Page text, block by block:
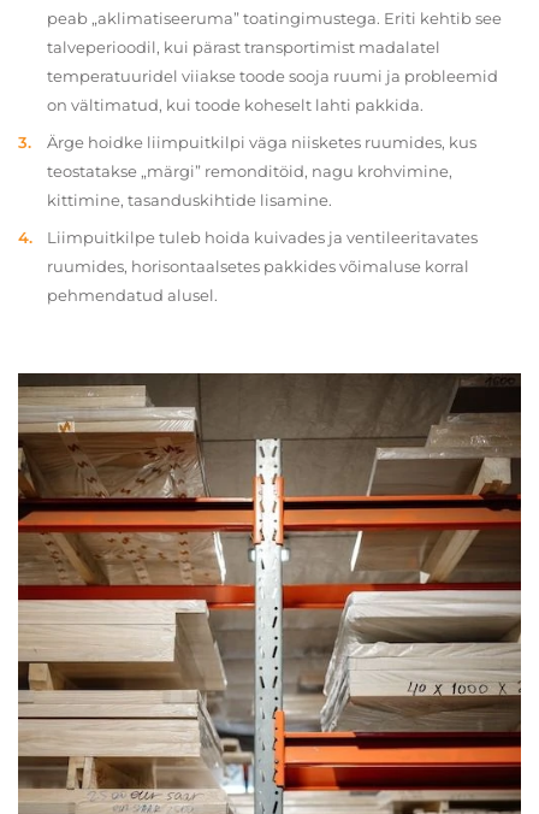
peab „aklimatiseeruma” toatingimustega. Eriti kehtib see
talveperioodil, kui pärast transportimist madalatel
temperatuuridel viiakse toode sooja ruumi ja probleemid
on vältimatud, kui toode koheselt lahti pakkida.
Ärge hoidke liimpuitkilpi väga niisketes ruumides, kus
teostatakse „märgi” remonditöid, nagu krohvimine,
kittimine, tasanduskihtide lisamine.
Liimpuitkilpe tuleb hoida kuivades ja ventileeritavates
ruumides, horisontaalsetes pakkides võimaluse korral
pehmendatud alusel.